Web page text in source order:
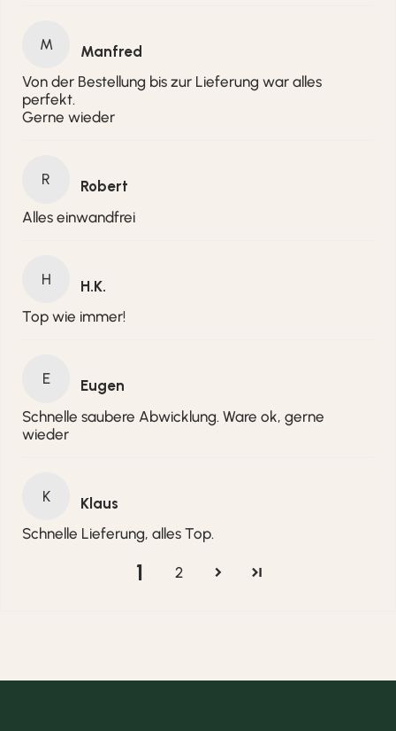
M
Manfred
Von der Bestellung bis zur Lieferung war alles
perfekt.
Gerne wieder
R
Robert
Alles einwandfrei
H
H.K.
Top wie immer!
E
Eugen
Schnelle saubere Abwicklung. Ware ok, gerne
wieder
K
Klaus
Schnelle Lieferung, alles Top.
1 2